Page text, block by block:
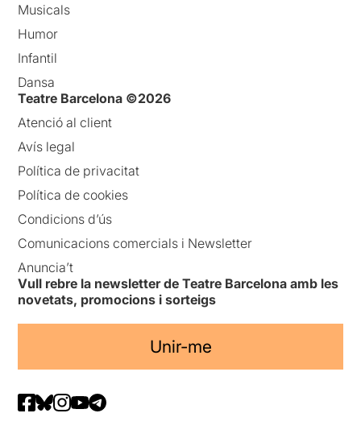
Musicals
Humor
Infantil
Dansa
Teatre Barcelona ©2026
Atenció al client
Avís legal
Política de privacitat
Política de cookies
Condicions d’ús
Comunicacions comercials i Newsletter
Anuncia’t
Vull rebre la newsletter de Teatre Barcelona amb les
novetats, promocions i sorteigs
Unir-me